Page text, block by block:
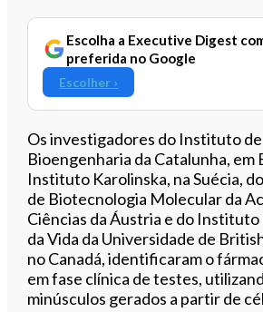
Escolha a Executive Digest
preferida no Google
Escolher ›
Os investigadores do Instituto de
Bioengenharia da Catalunha, em
Instituto Karolinska, na Suécia,
de Biotecnologia Molecular da
Ciências da Áustria e do Instituto
da Vida da Universidade de
no Canadá, identificaram o
em fase clínica de testes,
minúsculos gerados a partir de